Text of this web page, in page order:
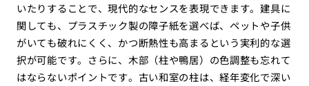
いたりすることで、現代的なセンスを表現できます。建具に
関しても、プラスチック製の障子紙を選べば、ペットや子供
がいても破れにくく、かつ断熱性も高まるという実利的な選
択が可能です。さらに、木部（柱や鴨居）の色調整も忘れて
はならないポイントです。古い和室の柱は、経年変化で深い